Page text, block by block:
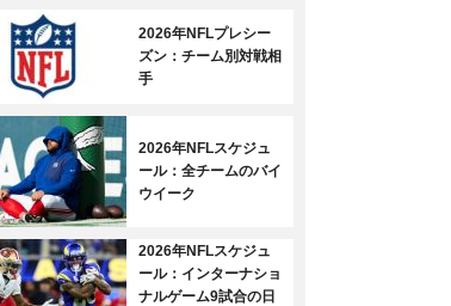
2026年NFLプレシー
ズン：チーム別対戦相
手
2026年NFLスケジュ
ール：全チームのバイ
ウイーク
2026年NFLスケジュ
ール：インターナショ
ナルゲーム9試合の日